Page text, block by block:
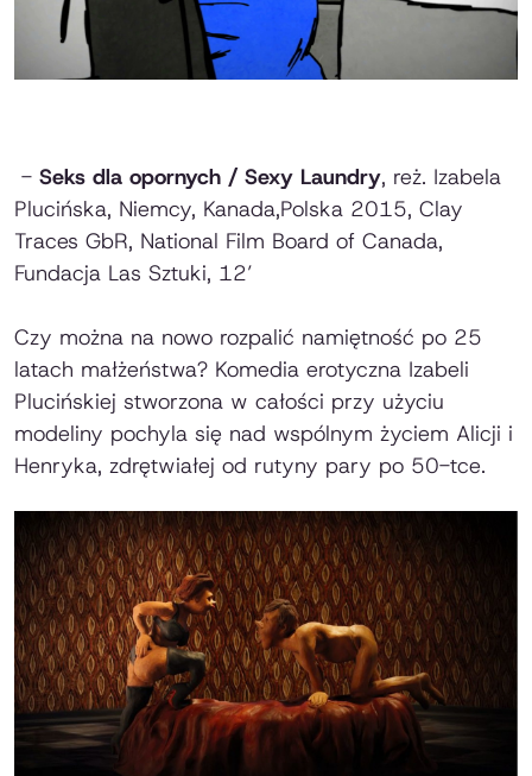
- Seks dla opornych / Sexy Laundry, reż. Izabela
Plucińska, Niemcy, Kanada,Polska 2015, Clay
Traces GbR, National Film Board of Canada,
Fundacja Las Sztuki, 12’
Czy można na nowo rozpalić namiętność po 25
latach małżeństwa? Komedia erotyczna Izabeli
Plucińskiej stworzona w całości przy użyciu
modeliny pochyla się nad wspólnym życiem Alicji i
Henryka, zdrętwiałej od rutyny pary po 50-tce.